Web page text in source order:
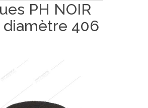
PH NOIR
diamètre 406